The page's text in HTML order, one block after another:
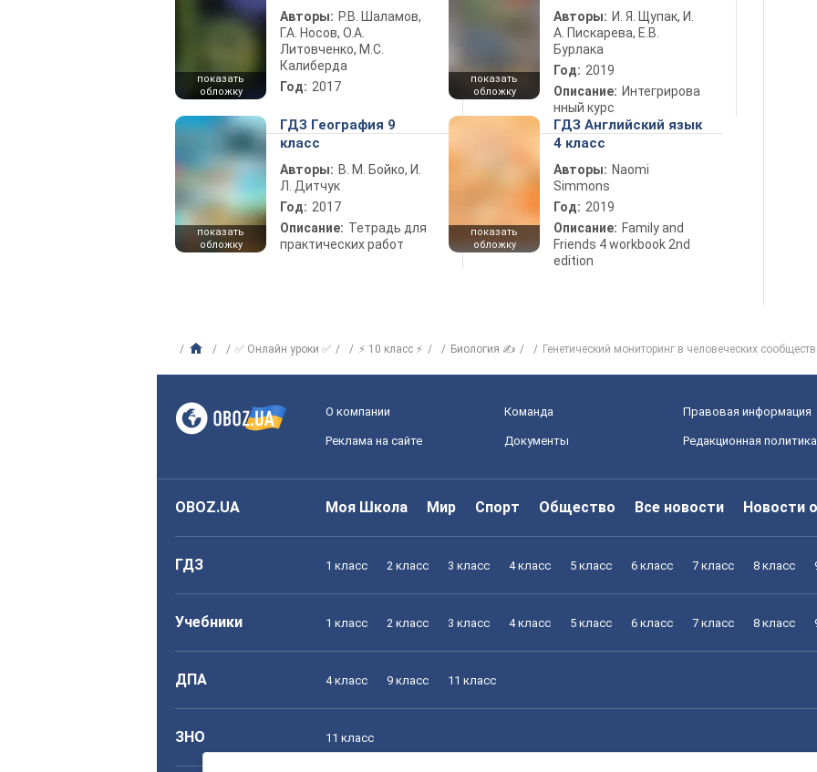
показать
обложку
Авторы: Р.В. Шаламов,
Г.А. Носов, О.А.
Литовченко, М.С.
Калиберда
Год: 2017
показать
обложку
Авторы: И. Я. Щупак, И.
А. Пискарева, Е.В.
Бурлака
Год: 2019
Описание: Интегрирова
нный курс
показать
обложку
ГДЗ География 9
класс
Авторы: В. М. Бойко, И.
Л. Дитчук
Год: 2017
Описание: Тетрадь для
практических работ
показать
обложку
ГДЗ Английский язык
4 класс
Авторы: Naomi
Simmons
Год: 2019
Описание: Family and
Friends 4 workbook 2nd
edition
✅ Онлайн уроки ✅ ⚡ 10 класс ⚡ Биология ✍ Генетический мониторинг в человеческих
О компании Команда Правовая информация
Реклама на сайте Документы Редакционная политика
OBOZ.UA Моя Школа Мир Спорт Общество Все новости Новости
ГДЗ 1 класс 2 класс 3 класс 4 класс 5 класс 6 класс 7 класс 8 класс
Учебники 1 класс 2 класс 3 класс 4 класс 5 класс 6 класс 7 класс 8 класс
ДПА 4 класс 9 класс 11 класс
ЗНО 11 класс